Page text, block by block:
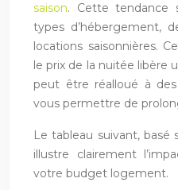
saison. Cette tendance
types d’hébergement,
locations saisonnières.
le prix de la nuitée libère
peut être réalloué à
vous permettre de
Le tableau suivant, basé
illustre clairement
votre budget logement.